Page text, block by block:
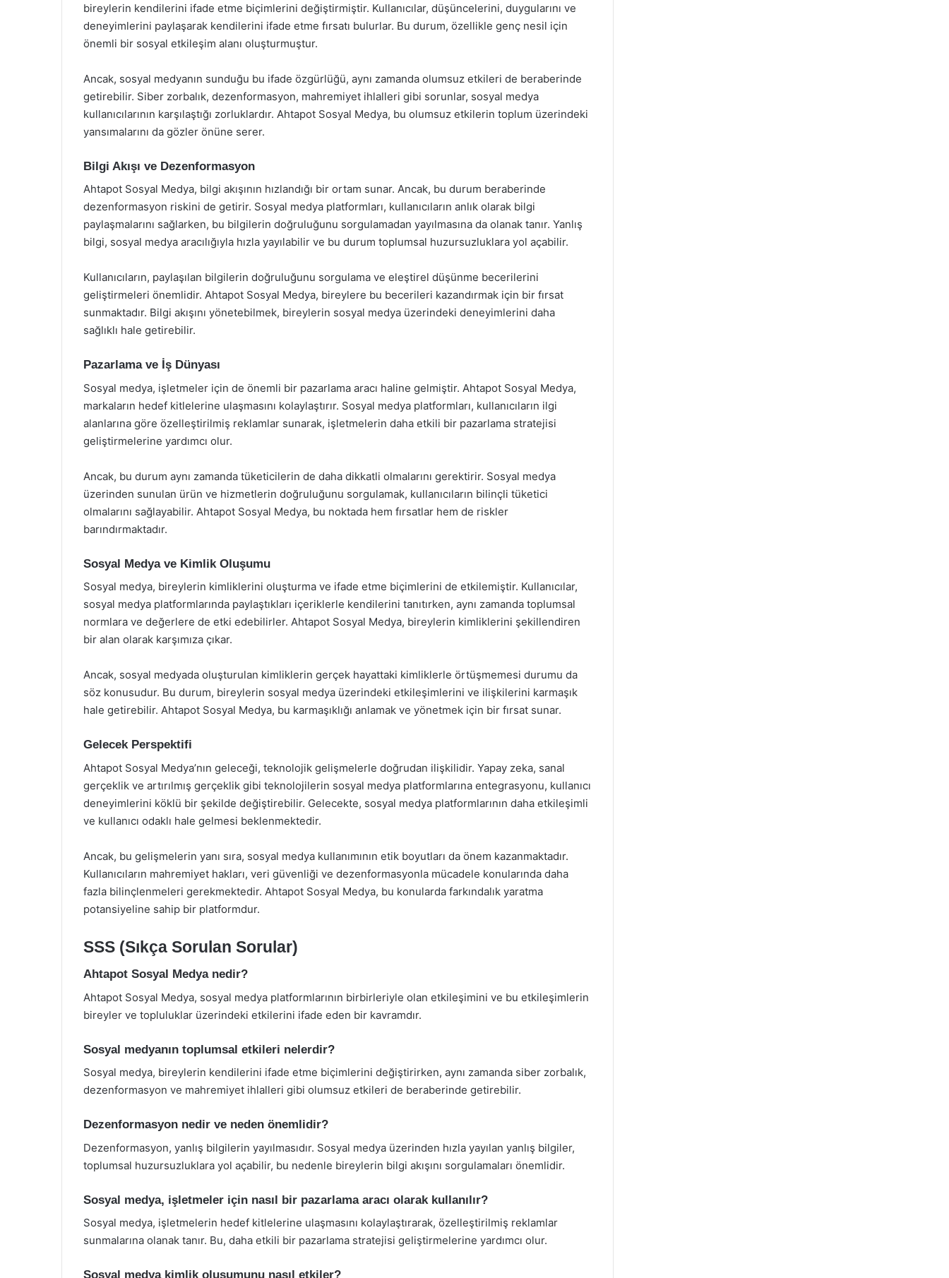
bireylerin kendilerini ifade etme biçimlerini değiştirmiştir. Kullanıcılar, düşüncelerini, duygularını ve
deneyimlerini paylaşarak kendilerini ifade etme fırsatı bulurlar. Bu durum, özellikle genç nesil için
önemli bir sosyal etkileşim alanı oluşturmuştur.
Ancak, sosyal medyanın sunduğu bu ifade özgürlüğü, aynı zamanda olumsuz etkileri de beraberinde
getirebilir. Siber zorbalık, dezenformasyon, mahremiyet ihlalleri gibi sorunlar, sosyal medya
kullanıcılarının karşılaştığı zorluklardır. Ahtapot Sosyal Medya, bu olumsuz etkilerin toplum üzerindeki
yansımalarını da gözler önüne serer.
Bilgi Akışı ve Dezenformasyon
Ahtapot Sosyal Medya, bilgi akışının hızlandığı bir ortam sunar. Ancak, bu durum beraberinde
dezenformasyon riskini de getirir. Sosyal medya platformları, kullanıcıların anlık olarak bilgi
paylaşmalarını sağlarken, bu bilgilerin doğruluğunu sorgulamadan yayılmasına da olanak tanır. Yanlış
bilgi, sosyal medya aracılığıyla hızla yayılabilir ve bu durum toplumsal huzursuzluklara yol açabilir.
Kullanıcıların, paylaşılan bilgilerin doğruluğunu sorgulama ve eleştirel düşünme becerilerini
geliştirmeleri önemlidir. Ahtapot Sosyal Medya, bireylere bu becerileri kazandırmak için bir fırsat
sunmaktadır. Bilgi akışını yönetebilmek, bireylerin sosyal medya üzerindeki deneyimlerini daha
sağlıklı hale getirebilir.
Pazarlama ve İş Dünyası
Sosyal medya, işletmeler için de önemli bir pazarlama aracı haline gelmiştir. Ahtapot Sosyal Medya,
markaların hedef kitlelerine ulaşmasını kolaylaştırır. Sosyal medya platformları, kullanıcıların ilgi
alanlarına göre özelleştirilmiş reklamlar sunarak, işletmelerin daha etkili bir pazarlama stratejisi
geliştirmelerine yardımcı olur.
Ancak, bu durum aynı zamanda tüketicilerin de daha dikkatli olmalarını gerektirir. Sosyal medya
üzerinden sunulan ürün ve hizmetlerin doğruluğunu sorgulamak, kullanıcıların bilinçli tüketici
olmalarını sağlayabilir. Ahtapot Sosyal Medya, bu noktada hem fırsatlar hem de riskler
barındırmaktadır.
Sosyal Medya ve Kimlik Oluşumu
Sosyal medya, bireylerin kimliklerini oluşturma ve ifade etme biçimlerini de etkilemiştir. Kullanıcılar,
sosyal medya platformlarında paylaştıkları içeriklerle kendilerini tanıtırken, aynı zamanda toplumsal
normlara ve değerlere de etki edebilirler. Ahtapot Sosyal Medya, bireylerin kimliklerini şekillendiren
bir alan olarak karşımıza çıkar.
Ancak, sosyal medyada oluşturulan kimliklerin gerçek hayattaki kimliklerle örtüşmemesi durumu da
söz konusudur. Bu durum, bireylerin sosyal medya üzerindeki etkileşimlerini ve ilişkilerini karmaşık
hale getirebilir. Ahtapot Sosyal Medya, bu karmaşıklığı anlamak ve yönetmek için bir fırsat sunar.
Gelecek Perspektifi
Ahtapot Sosyal Medya’nın geleceği, teknolojik gelişmelerle doğrudan ilişkilidir. Yapay zeka, sanal
gerçeklik ve artırılmış gerçeklik gibi teknolojilerin sosyal medya platformlarına entegrasyonu, kullanıcı
deneyimlerini köklü bir şekilde değiştirebilir. Gelecekte, sosyal medya platformlarının daha etkileşimli
ve kullanıcı odaklı hale gelmesi beklenmektedir.
Ancak, bu gelişmelerin yanı sıra, sosyal medya kullanımının etik boyutları da önem kazanmaktadır.
Kullanıcıların mahremiyet hakları, veri güvenliği ve dezenformasyonla mücadele konularında daha
fazla bilinçlenmeleri gerekmektedir. Ahtapot Sosyal Medya, bu konularda farkındalık yaratma
potansiyeline sahip bir platformdur.
SSS (Sıkça Sorulan Sorular)
Ahtapot Sosyal Medya nedir?
Ahtapot Sosyal Medya, sosyal medya platformlarının birbirleriyle olan etkileşimini ve bu etkileşimlerin
bireyler ve topluluklar üzerindeki etkilerini ifade eden bir kavramdır.
Sosyal medyanın toplumsal etkileri nelerdir?
Sosyal medya, bireylerin kendilerini ifade etme biçimlerini değiştirirken, aynı zamanda siber zorbalık,
dezenformasyon ve mahremiyet ihlalleri gibi olumsuz etkileri de beraberinde getirebilir.
Dezenformasyon nedir ve neden önemlidir?
Dezenformasyon, yanlış bilgilerin yayılmasıdır. Sosyal medya üzerinden hızla yayılan yanlış bilgiler,
toplumsal huzursuzluklara yol açabilir, bu nedenle bireylerin bilgi akışını sorgulamaları önemlidir.
Sosyal medya, işletmeler için nasıl bir pazarlama aracı olarak kullanılır?
Sosyal medya, işletmelerin hedef kitlelerine ulaşmasını kolaylaştırarak, özelleştirilmiş reklamlar
sunmalarına olanak tanır. Bu, daha etkili bir pazarlama stratejisi geliştirmelerine yardımcı olur.
Sosyal medya kimlik oluşumunu nasıl etkiler?